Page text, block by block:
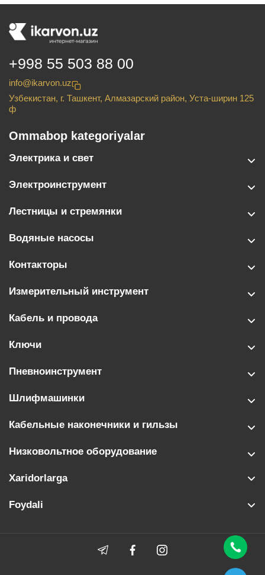
+998 55 503 88 00
info@ikarvon.uz
Узбекистан, г. Ташкент, Алмазарский район, Уста-ширин 125
ф
Ommabop kategoriyalar
Электрика и свет
Электроинструмент
Лестницы и стремянки
Водяные насосы
Контакторы
Измерительный инструмент
Кабель и провода
Ключи
Пневноинструмент
Шлифмашинки
Кабельные наконечники и гильзы
Низковольтное оборудование
Xaridorlarga
Foydali